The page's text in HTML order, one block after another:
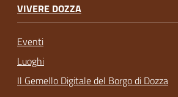
VIVERE DOZZA
Eventi
Luoghi
Il Gemello Digitale del Borgo di Dozza